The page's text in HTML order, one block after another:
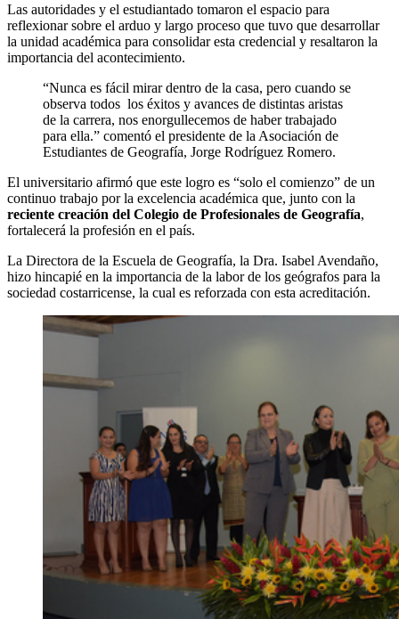
Las autoridades y el estudiantado tomaron el espacio para
reflexionar sobre el arduo y largo proceso que tuvo que desarrollar
la unidad académica para consolidar esta credencial y resaltaron la
importancia del acontecimiento.
“Nunca es fácil mirar dentro de la casa, pero cuando se
observa todos los éxitos y avances de distintas aristas
de la carrera, nos enorgullecemos de haber trabajado
para ella.” comentó el presidente de la Asociación de
Estudiantes de Geografía, Jorge Rodríguez Romero.
El universitario afirmó que este logro es “solo el comienzo” de un
continuo trabajo por la excelencia académica que, junto con la
reciente creación del Colegio de Profesionales de Geografía,
fortalecerá la profesión en el país.
La Directora de la Escuela de Geografía, la Dra. Isabel Avendaño,
hizo hincapié en la importancia de la labor de los geógrafos para la
sociedad costarricense, la cual es reforzada con esta acreditación.